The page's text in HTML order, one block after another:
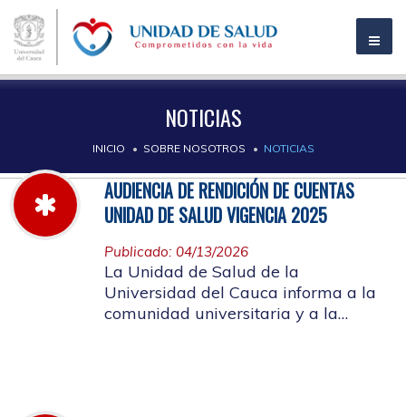
NOTICIAS
INICIO SOBRE NOSOTROS NOTICIAS
AUDIENCIA DE RENDICIÓN DE CUENTAS
UNIDAD DE SALUD VIGENCIA 2025
Publicado: 04/13/2026
La Unidad de Salud de la
Universidad del Cauca informa a la
comunidad universitaria y a la